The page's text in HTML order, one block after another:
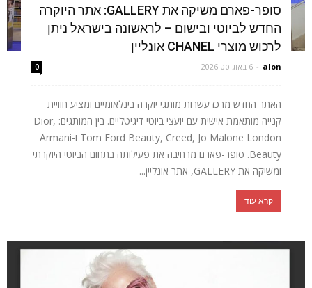
סופר-פארם משיקה את GALLERY: אתר היוקרה
החדש לביוטי ובישום – לראשונה בישראל ניתן
לרכוש מוצרי CHANEL אונליין
alon
- 6 באוגוסט 2026 0
האתר החדש מרכז עשרות מותגי יוקרה בינלאומיים ומציע חוויית
קנייה מותאמת אישית עם יועצי ביוטי דיגיטליים. בין המותגים: Dior,
Tom Ford Beauty, Creed, Jo Malone London ו-Armani
Beauty. סופר-פארם מרחיבה את פעילותה בתחום הביוטי היוקרתי
ומשיקה את GALLERY, אתר אונליין...
קרא עוד